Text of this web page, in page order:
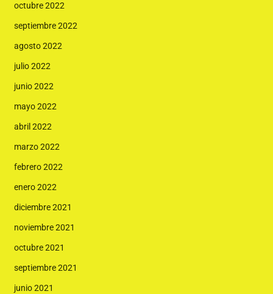
octubre 2022
septiembre 2022
agosto 2022
julio 2022
junio 2022
mayo 2022
abril 2022
marzo 2022
febrero 2022
enero 2022
diciembre 2021
noviembre 2021
octubre 2021
septiembre 2021
junio 2021